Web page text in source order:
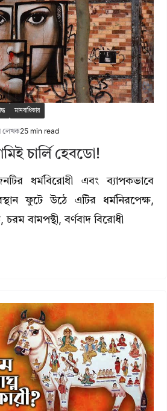
মানবাধিকার
লেখক25 min read
চার্লি হেবডো!
ধর্মবিরোধী এবং ব্যাপকভাবে
ফুটে উঠে এটির ধর্মনিরপেক্ষ,
চরম বামপন্থী, বর্ণবাদ বিরোধী